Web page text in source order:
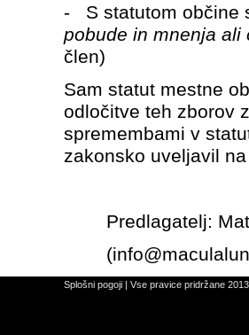
- S statutom občine
pobude in mnenja
člen)
Sam statut mestne
odločitve teh zborov
spremembami v
zakonsko uveljavil
Predlagatelj:
Splošni pogoji | Vse pravice pridržane